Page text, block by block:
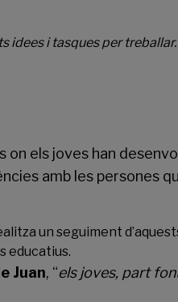
idees i tasques per
on els joves han
amb les persones
un seguiment
educatius.
Juan, “els joves, part